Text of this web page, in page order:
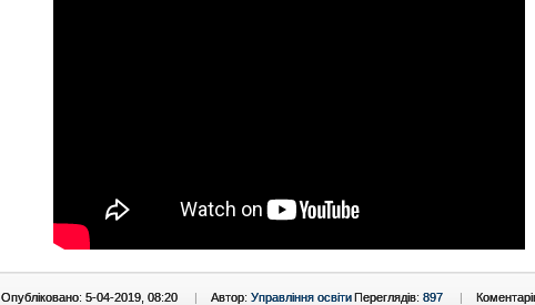
Опубліковано: 5-04-2019, 08:20 | Автор: Управління освітиПереглядів: 897 |